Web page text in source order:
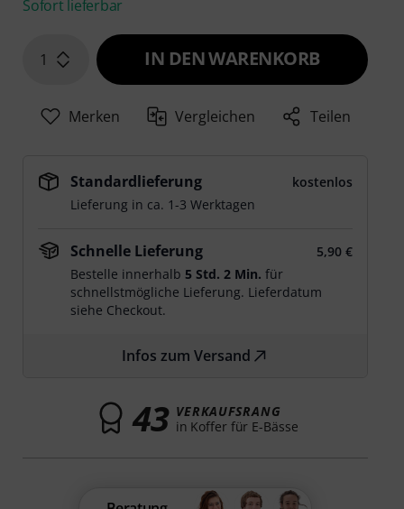
Sofort lieferbar
1 IN DEN WARENKORB
Merken Vergleichen Teilen
Standardlieferung
kostenlos
Lieferung in ca. 1-3 Werktagen
Schnelle Lieferung
5,90 €
Bestelle innerhalb 5 Std. 2 Min. für
schnellstmögliche Lieferung. Lieferdatum
siehe Checkout.
Infos zum Versand
43 VERKAUFSRANG
in Koffer für E-Bässe